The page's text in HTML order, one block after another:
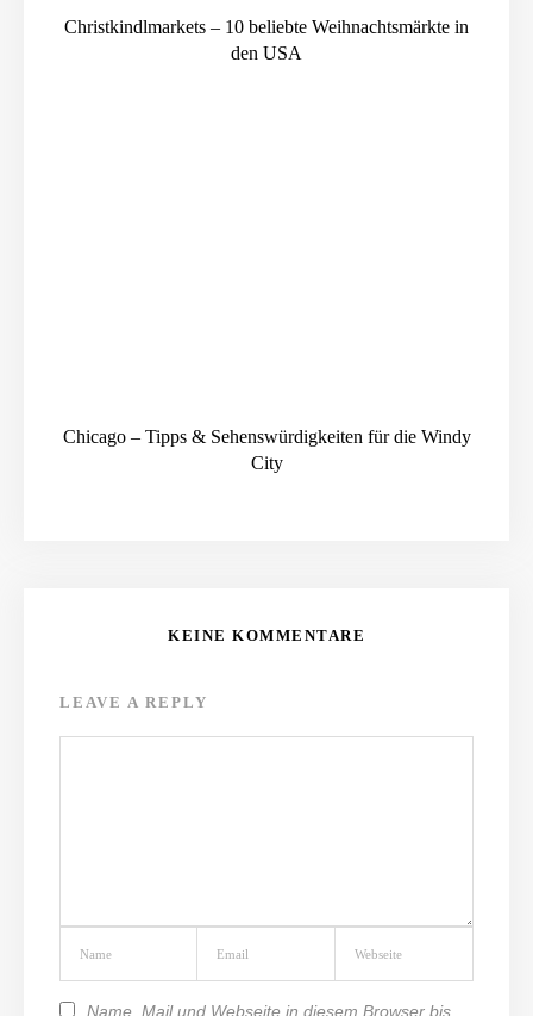
Christkindlmarkets – 10 beliebte Weihnachtsmärkte in
den USA
Chicago – Tipps & Sehenswürdigkeiten für die Windy
City
KEINE KOMMENTARE
LEAVE A REPLY
Name, Mail und Webseite in diesem Browser bis